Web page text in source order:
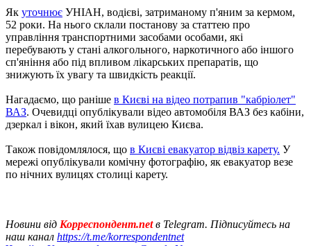
Як уточнює УНІАН, водієві, затриманому п'яним за кермом,
52 роки. На нього склали постанову за статтею про
управління транспортними засобами особами, які
перебувають у стані алкогольного, наркотичного або іншого
сп'яніння або під впливом лікарських препаратів, що
знижують їх увагу та швидкість реакції.
Нагадаємо, що раніше в Києві на відео потрапив "кабріолет"
ВАЗ. Очевидці опублікували відео автомобіля ВАЗ без кабіни,
дзеркал і вікон, який їхав вулицею Києва.
Також повідомлялося, що в Києві евакуатор відвіз карету. У
мережі опублікували комічну фотографію, як евакуатор везе
по нічних вулицях столиці карету.
Новини від Корреспондент.netв Telegram. Підписуйтесь на
наш канал https://t.me/korrespondentnet